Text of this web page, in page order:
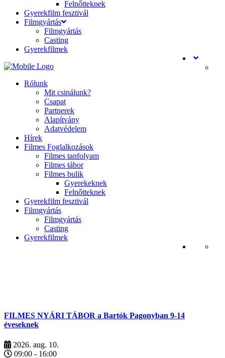
Felnőtteknek
Gyerekfilm fesztivál
Filmgyártás
Filmgyártás
Casting
Gyerekfilmek
Rólunk
Mit csinálunk?
Csapat
Partnerek
Alapítvány
Adatvédelem
Hírek
Filmes Foglalkozások
Filmes tanfolyam
Filmes tábor
Filmes bulik
Gyerekeknek
Felnőtteknek
Gyerekfilm fesztivál
Filmgyártás
Filmgyártás
Casting
Gyerekfilmek
FILMES NYÁRI TÁBOR a Bartók Pagonyban 9-14
éveseknek
2026. aug. 10.
09:00 - 16:00